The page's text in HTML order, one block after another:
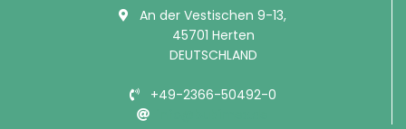
An der Vestischen 9-13,
45701 Herten
DEUTSCHLAND
+49-2366-50492-0